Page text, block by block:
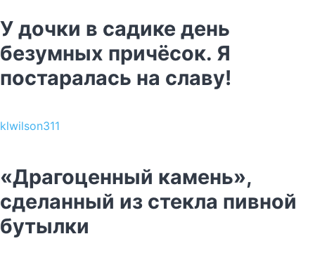
У дочки в садике день
безумных причёсок. Я
постаралась на славу!
klwilson311
«Драгоценный камень»,
сделанный из стекла пивной
бутылки